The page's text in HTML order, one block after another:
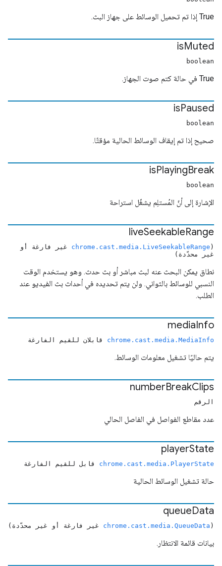
True إذا تم تحميل الوسائط على جهاز البث.
isMuted
boolean
True في حالة كتم صوت الجهاز.
isPaused
boolean
صحيح إذا تم إيقاف الوسائط الحالية مؤقتًا.
isPlayingBreak
boolean
الإشارة إلى أنّ المُستلِم يشغّل استراحة
liveSeekableRange
(
chrome.cast.media.LiveSeekableRange غير فارغة أو
غير محدّدة)
نطاق يمكن البحث عنه لبث مباشر أو بث حدث. وهو يستخدم الوقت
النسبي للوسائط بالثواني. ولن يتم تحديده في أحداث بث الفيديو عند
الطلب.
mediaInfo
chrome.cast.media.MediaInfo قابلان للقيم الفارغة
يتم حاليًا تشغيل معلومات الوسائط.
numberBreakClips
الرقم
عدد مقاطع الفواصل في الفاصل الحالي
playerState
chrome.cast.media.PlayerState قابل للقيم الفارغة
حالة تشغيل الوسائط الحالية
queueData
(
chrome.cast.media.QueueData غير فارغة أو غير محدّدة)
بيانات قائمة الانتظار.